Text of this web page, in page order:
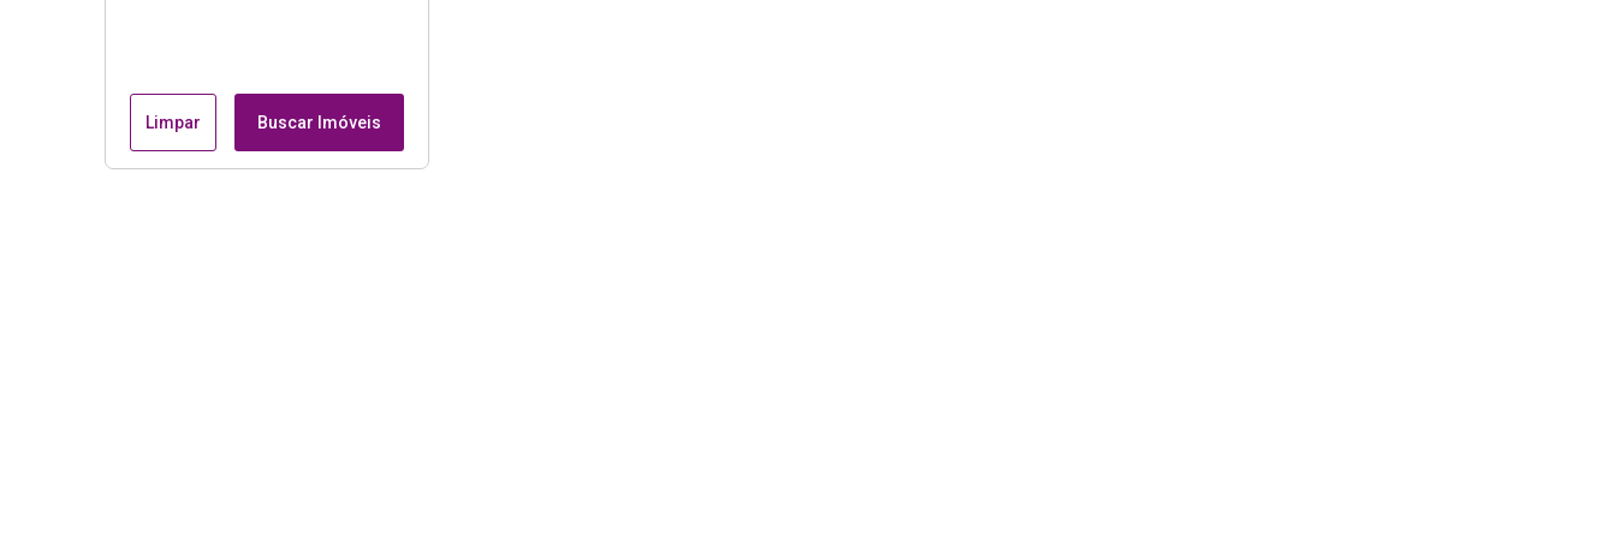
Limpar Buscar Imóveis